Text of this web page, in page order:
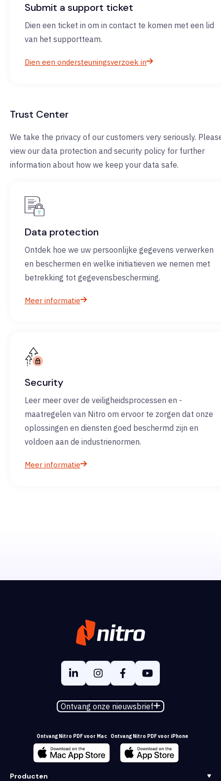
Submit a support ticket
Dien een ticket in om in contact te komen met een lid
van het supportteam.
Dien een ondersteuningsverzoek in
Trust Center
We take the privacy of our customers very seriously.
view our data protection and security policy for further
information about how we keep your data safe.
Data protection
Ontdek hoe we uw persoonlijke gegevens verwerken
en beschermen en welke initiatieven we nemen met
betrekking tot gegevensbescherming.
Meer informatie
Security
Leer meer over de veiligheidsprocessen en -
maatregelen van Nitro om ervoor te zorgen dat onze
oplossingen en diensten goed beschermd zijn en
voldoen aan de industrienormen.
Meer informatie
Ontvang onze nieuwsbrief
Ontvang Nitro PDF voor Mac Ontvang Nitro PDF voor iPhone
Producten